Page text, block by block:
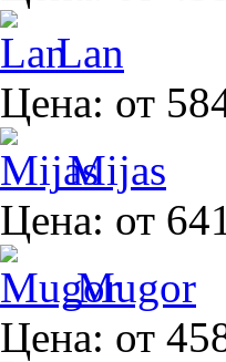
Lan
Цена: от
Mijas
Цена: от
Mugor
Цена: от